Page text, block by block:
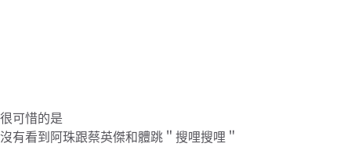
很可惜的是
沒有看到阿珠跟蔡英傑和體跳＂搜哩搜哩＂